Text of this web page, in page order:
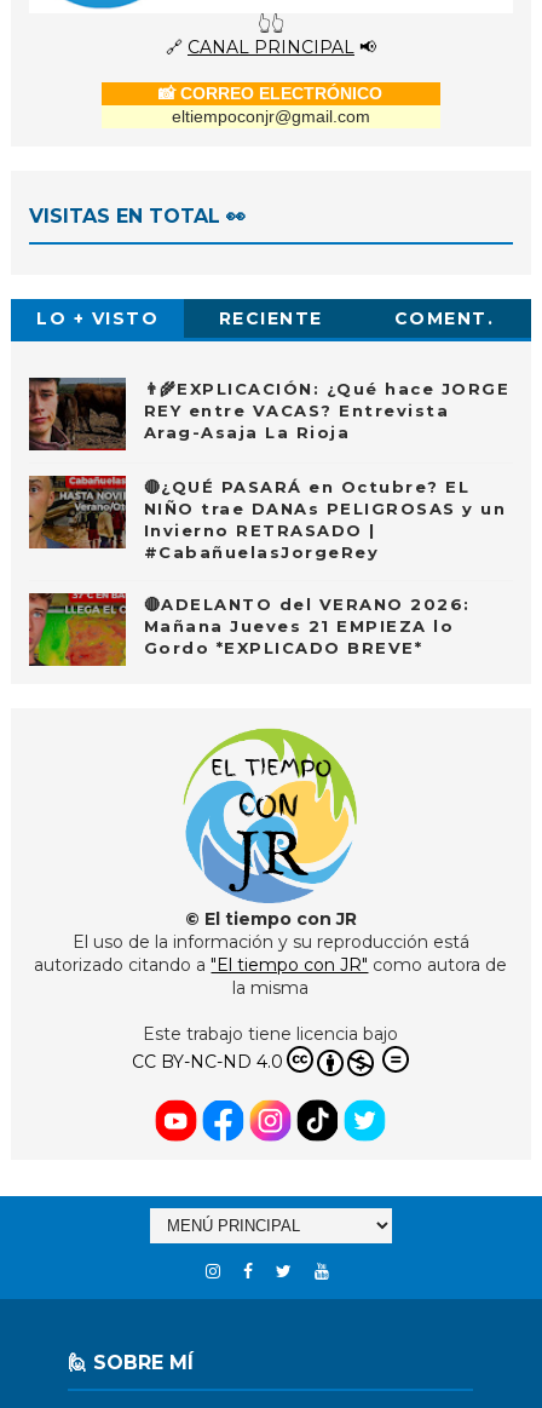
👆👆
🔗 CANAL PRINCIPAL📢
📸 CORREO ELECTRÓNICO
eltiempoconjr@gmail.com
VISITAS EN TOTAL 👀
LO + VISTO RECIENTE COMENT.
👨‍🌾EXPLICACIÓN: ¿Qué hace JORGE
REY entre VACAS? Entrevista
Arag-Asaja La Rioja
🔴¿QUÉ PASARÁ en Octubre? EL
NIÑO trae DANAs PELIGROSAS y un
Invierno RETRASADO |
#CabañuelasJorgeRey
🔴ADELANTO del VERANO 2026:
Mañana Jueves 21 EMPIEZA lo
Gordo *EXPLICADO BREVE*
© El tiempo con JR
El uso de la información y su reproducción está
autorizado citando a "El tiempo con JR" como autora de
la misma
Este trabajo tiene licencia bajo
CC BY-NC-ND 4.0
🙋 SOBRE MÍ